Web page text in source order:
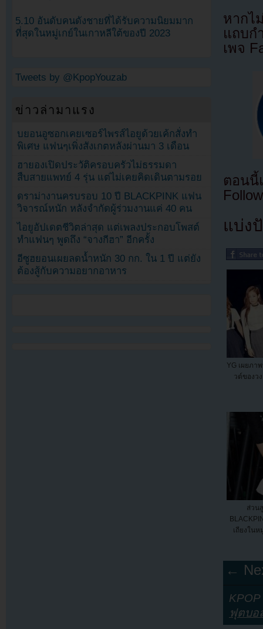
หากไ
แถบก
เพจ
ตอนนี้
แบ่ง
YG เผยภา
วต์ของว
ส่วน
เถียงในห
←
ฟุตบอ
5.10 อันดับคนดังชายที่ได้รับความนิยมมาก
ที่สุดในหมู่เกย์ในเกาหลีใต้ของปี 2023
Tweets by @KpopYouzab
ข่าวล่ามาแรง
บยอนอูซอกเคยเซอร์ไพรส์ไอยูด้วยเค้กสั่งทำ
พิเศษ แฟนๆเพิ่งสังเกตหลังผ่านมา 3 เดือน
ฮายองเปิดประวัติครอบครัวไม่ธรรมดา
สืบสายแพทย์ 4 รุ่น แต่ไม่เคยคิดเดินตามรอย
ดราม่างานครบรอบ 10 ปี BLACKPINK แฟน
วิจารณ์หนัก หลังจำกัดผู้ร่วมงานแค่ 40 คน
ไอยูอัปเดตชีวิตล่าสุด แต่เพลงประกอบโพสต์
ทำแฟนๆ พูดถึง “จางกีฮา” อีกครั้ง
อีซูฮยอนเผยลดน้ำหนัก 30 กก. ใน 1 ปี แต่ยัง
ต้องสู้กับความอยากอาหาร